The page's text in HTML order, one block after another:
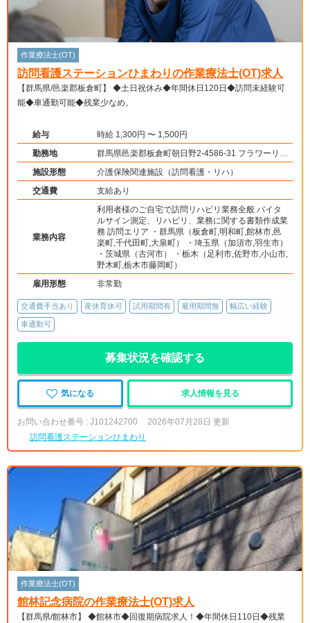
作業療法士(OT)
訪問看護ステーションひまわりの作業療法士(OT)求人
【群馬県/邑楽郡板倉町】 ◆土日祝休み◆年間休日120日◆訪問未経験可
能◆車通勤可能◆残業少なめ。
給与
時給 1,300円 〜 1,500円
勤務地
群馬県邑楽郡板倉町朝日野2-4586-31 フラワーリー
フ101号室
施設形態
介護保険関連施設（訪問看護・リハ）
交通費
支給あり
業務内容
利用者様のご自宅で訪問リハビリ業務全般 バイタ
ルサイン測定、リハビリ、業務に関する書類作成業
務 訪問エリア ・群馬県（板倉町,明和町,館林市,邑
楽町,千代田町,大泉町） ・埼玉県（加須市,羽生市）
・茨城県（古河市） ・栃木（足利市,佐野市,小山市,
野木町,栃木市藤岡町）
雇用形態
非常勤
交通費手当あり 産休育休可 試用期間有 雇用期間無 幅広い経験
車通勤可
募集状況を確認する
気になる 求人情報を見る
お問い合わせ番号 : J101242700
2026年07月28日 更新
訪問看護ステーションひまわり
作業療法士(OT)
館林記念病院の作業療法士(OT)求人
【群馬県/館林市】 ◆館林市◆回復期病院求人！◆年間休日110日◆残業